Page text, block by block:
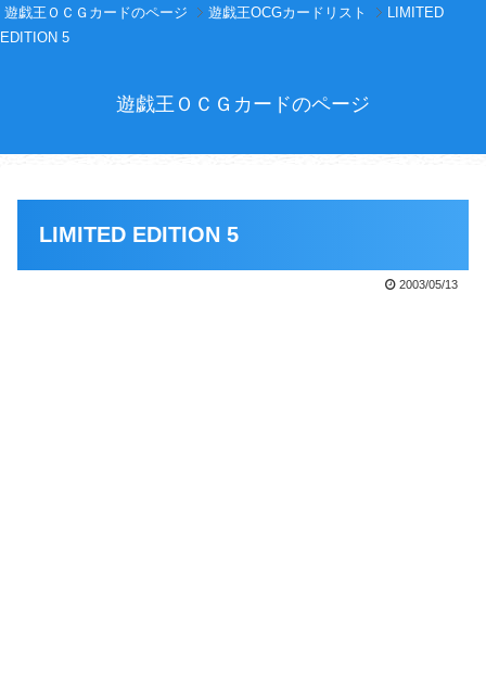
遊戯王ＯＣＧカードのページ 遊戯王OCGカードリスト
LIMITED
EDITION 5
遊戯王ＯＣＧカードのページ
LIMITED EDITION 5
2003/05/13